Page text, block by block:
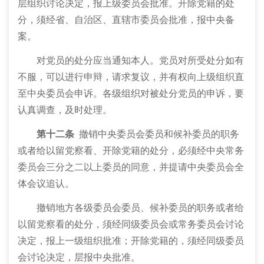
层组织讨论决定，报上级委员会批准。开除党籍的处
分，须经省、自治区、直辖市委员会批准，报中央备
案。
对党员的处分应当通知本人。党员对所受处分如有
不服，可以进行申辩，请求复议，并有权向上级组织直
至中央委员会申诉。各级组织对被处分党员的申诉，要
认真调查，及时处理。
第十二条 撤销中央委员会委员和候补委员的职务
或者给以留党察看、开除党籍的处分，必须经中央常务
委员会三分之二以上委员的同意，并提请中央委员会全
体会议追认。
撤销地方各级委员会委员、候补委员的职务或者给
以留党察看的处分，须经同级委员会或常务委员会讨论
决定，报上一级组织批准；开除党籍的，须经同级委员
会讨论决定，层报中央批准。